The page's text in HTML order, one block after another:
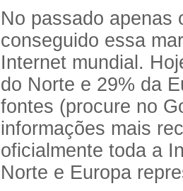
No passado apenas
conseguido essa
Internet mundial.
do Norte e 29% da
fontes (procure no
informações mais
oficialmente toda a
Norte e Europa